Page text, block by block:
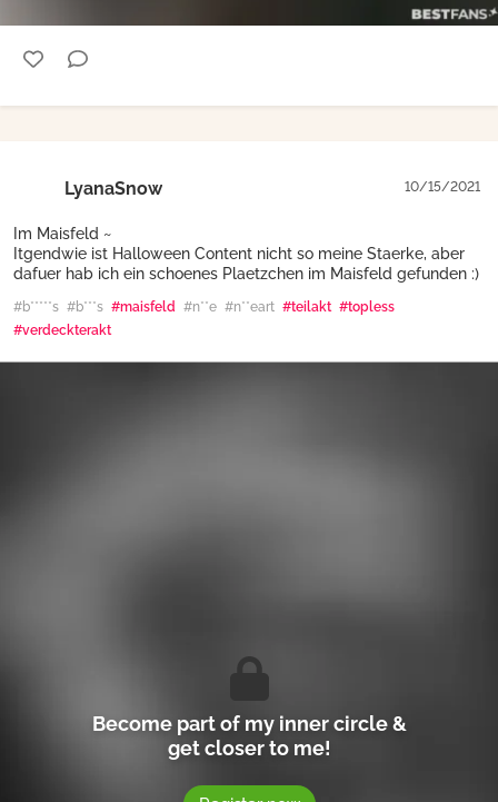
LyanaSnow 10/15/2021
Im Maisfeld ~
Itgendwie ist Halloween Content nicht so meine Staerke, aber
dafuer hab ich ein schoenes Plaetzchen im Maisfeld gefunden :)
#b*****s #b***s #maisfeld #n**e #n**eart #teilakt #topless
#verdeckterakt
Become part of my inner circle &
get closer to me!